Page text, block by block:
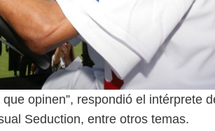
opinen”, respondió el intérprete
Seduction, entre otros temas.